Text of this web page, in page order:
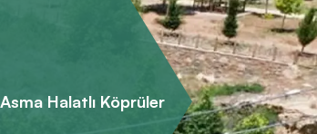
Asma Halatlı Köprüler